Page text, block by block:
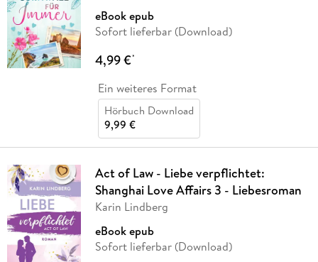
eBook epub
Sofort lieferbar (Download)
4,99 €*
Ein weiteres Format
Hörbuch Download
9,99 €
Act of Law - Liebe verpflichtet:
Shanghai Love Affairs 3 - Liebesroman
Karin Lindberg
eBook epub
Sofort lieferbar (Download)